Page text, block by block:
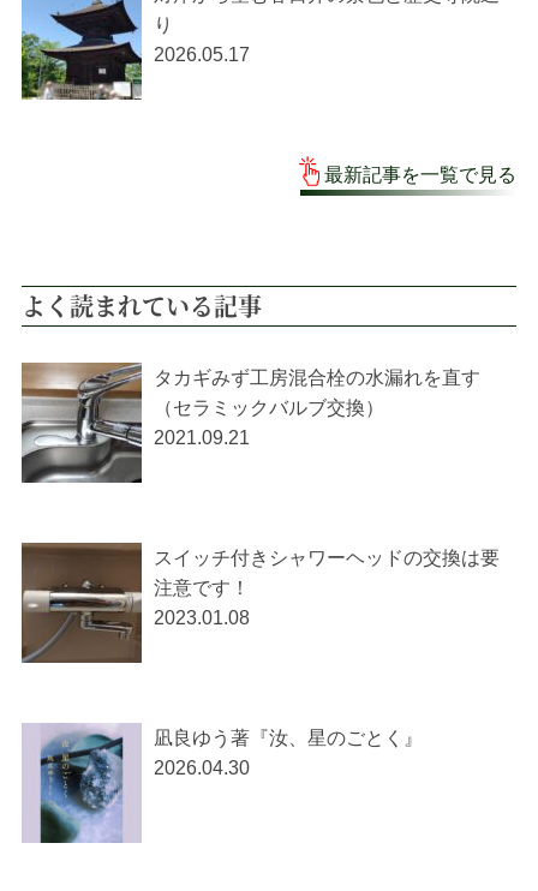
り
2026.05.17
最新記事を一覧で見る
よく読まれている記事
タカギみず工房混合栓の水漏れを直す
（セラミックバルブ交換）
2021.09.21
スイッチ付きシャワーヘッドの交換は要
注意です！
2023.01.08
凪良ゆう著『汝、星のごとく』
2026.04.30